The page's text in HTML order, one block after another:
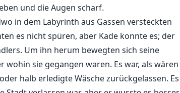
und die Augen scharf.
in dem Labyrinth aus Gassen versteckten
es nicht spüren, aber Kade konnte es; der
Um ihn herum bewegten sich seine
sie gegangen waren. Es war, als wären
halb erledigte Wäsche zurückgelassen. Es